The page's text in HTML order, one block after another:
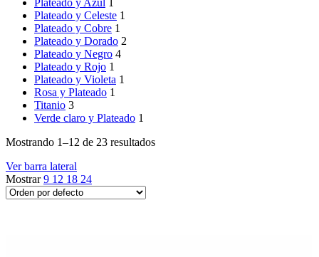
Plateado y Azul 1
Plateado y Celeste 1
Plateado y Cobre 1
Plateado y Dorado 2
Plateado y Negro 4
Plateado y Rojo 1
Plateado y Violeta 1
Rosa y Plateado 1
Titanio 3
Verde claro y Plateado 1
Mostrando 1–12 de 23 resultados
Ver barra lateral
Mostrar9 12 18 24